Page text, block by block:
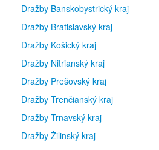
Dražby Banskobystrický kraj
Dražby Bratislavský kraj
Dražby Košický kraj
Dražby Nitrianský kraj
Dražby Prešovský kraj
Dražby Trenčianský kraj
Dražby Trnavský kraj
Dražby Žilinský kraj